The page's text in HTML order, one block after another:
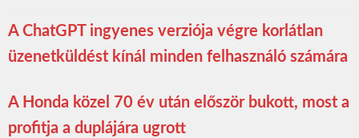
A ChatGPT ingyenes verziója végre korlátlan
üzenetküldést kínál minden felhasználó számára
A Honda közel 70 év után először bukott, most a
profitja a duplájára ugrott